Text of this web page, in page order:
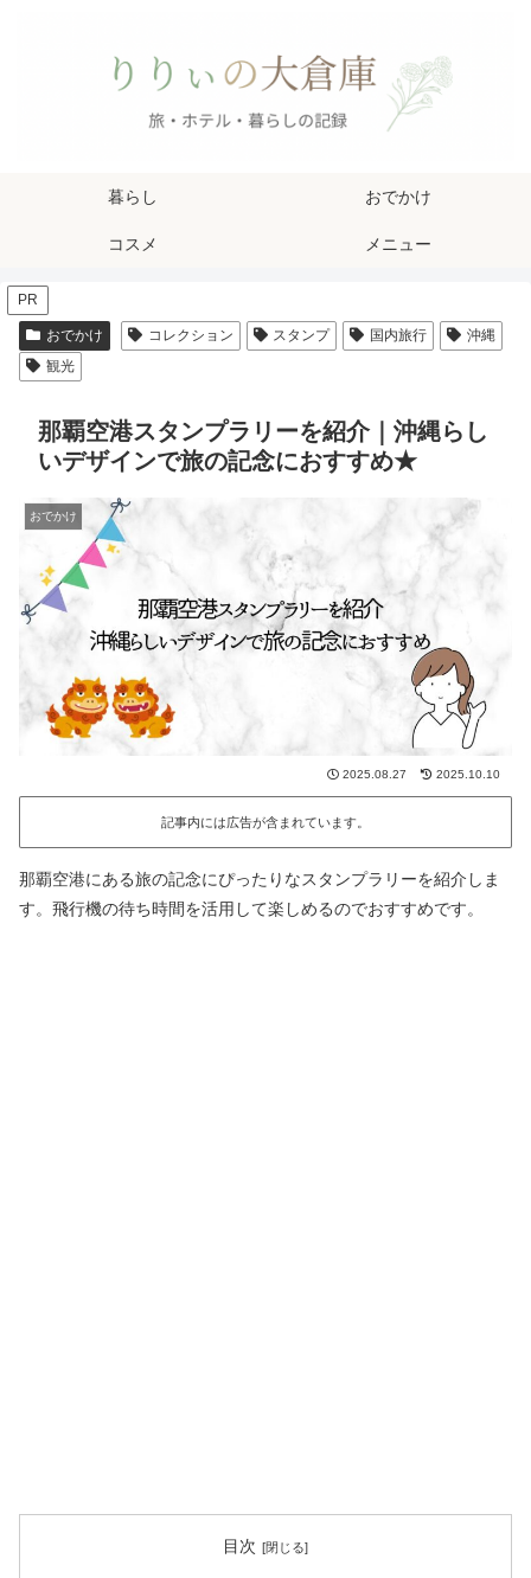
暮らし おでかけ
コスメ メニュー
PR
おでかけ コレクション スタンプ 国内旅行
沖縄
観光
那覇空港スタンプラリーを紹介｜沖縄らし
いデザインで旅の記念におすすめ★
おでかけ
2025.08.27 2025.10.10
記事内には広告が含まれています。
那覇空港にある旅の記念にぴったりなスタンプラリーを紹介しま
す。飛行機の待ち時間を活用して楽しめるのでおすすめです。
目次